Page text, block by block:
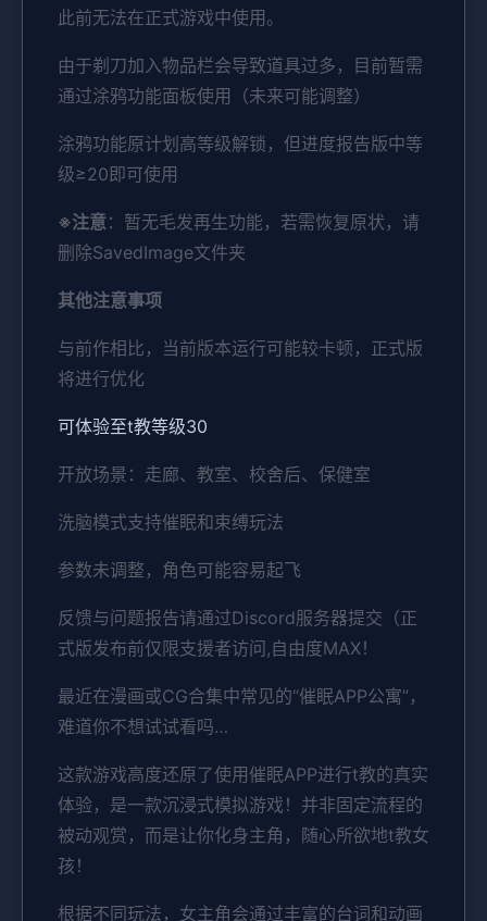
此前无法在正式游戏中使用。
由于剃刀加入物品栏会导致道具过多，目前暂需
通过涂鸦功能面板使用（未来可能调整）
涂鸦功能原计划高等级解锁，但进度报告版中等
级≥20即可使用
※注意：暂无毛发再生功能，若需恢复原状，请
删除SavedImage文件夹
其他注意事项
与前作相比，当前版本运行可能较卡顿，正式版
将进行优化
可体验至t教等级30
开放场景：走廊、教室、校舍后、保健室
洗脑模式支持催眠和束缚玩法
参数未调整，角色可能容易起飞
反馈与问题报告请通过Discord服务器提交（正
式版发布前仅限支援者访问,自由度MAX！
最近在漫画或CG合集中常见的“催眠APP公寓”，
难道你不想试试看吗…
这款游戏高度还原了使用催眠APP进行t教的真实
体验，是一款沉浸式模拟游戏！并非固定流程的
被动观赏，而是让你化身主角，随心所欲地t教女
孩！
根据不同玩法，女主角会通过丰富的台词和动画